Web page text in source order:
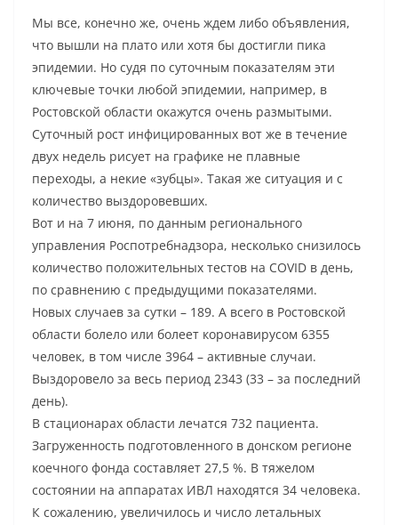
Мы все, конечно же, очень ждем либо объявления,
что вышли на плато или хотя бы достигли пика
эпидемии. Но судя по суточным показателям эти
ключевые точки любой эпидемии, например, в
Ростовской области окажутся очень размытыми.
Суточный рост инфицированных вот же в течение
двух недель рисует на графике не плавные
переходы, а некие «зубцы». Такая же ситуация и с
количество выздоровевших.
Вот и на 7 июня, по данным регионального
управления Роспотребнадзора, несколько снизилось
количество положительных тестов на COVID в день,
по сравнению с предыдущими показателями.
Новых случаев за сутки – 189. А всего в Ростовской
области болело или болеет коронавирусом 6355
человек, в том числе 3964 – активные случаи.
Выздоровело за весь период 2343 (33 – за последний
день).
В стационарах области лечатся 732 пациента.
Загруженность подготовленного в донском регионе
коечного фонда составляет 27,5 %. В тяжелом
состоянии на аппаратах ИВЛ находятся 34 человека.
К сожалению, увеличилось и число летальных